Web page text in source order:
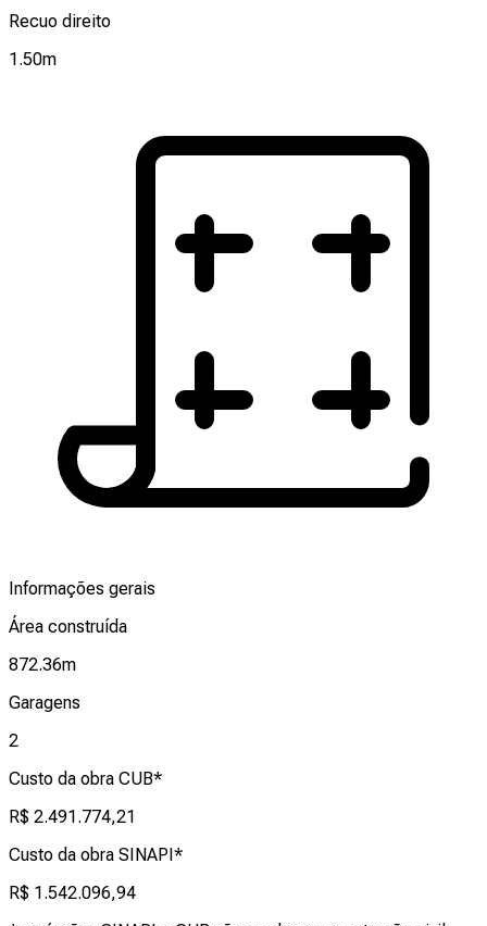
Recuo direito
1.50m
Informações gerais
Área construída
872.36m
Garagens
2
Custo da obra CUB*
R$ 2.491.774,21
Custo da obra SINAPI*
R$ 1.542.096,94